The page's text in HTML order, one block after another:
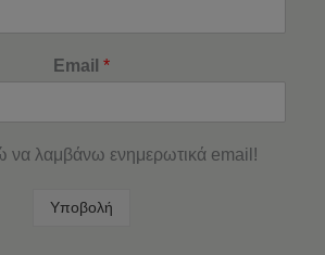
Email *
να λαμβάνω ενημερωτικά email!
Υποβολή